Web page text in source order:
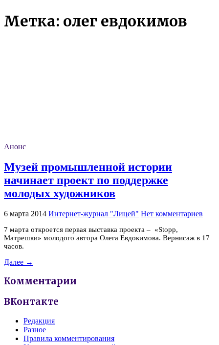
Метка: олег евдокимов
Анонс
Музей промышленной истории
начинает проект по поддержке
молодых художников
6 марта 2014 Интернет-журнал "Лицей" Нет комментариев
7 марта откроется первая выставка проекта – «Stopp,
Матрешки» молодого автора Олега Евдокимова. Вернисаж в 17
часов.
Далее →
Комментарии
ВКонтакте
Редакция
Разное
Правила комментирования